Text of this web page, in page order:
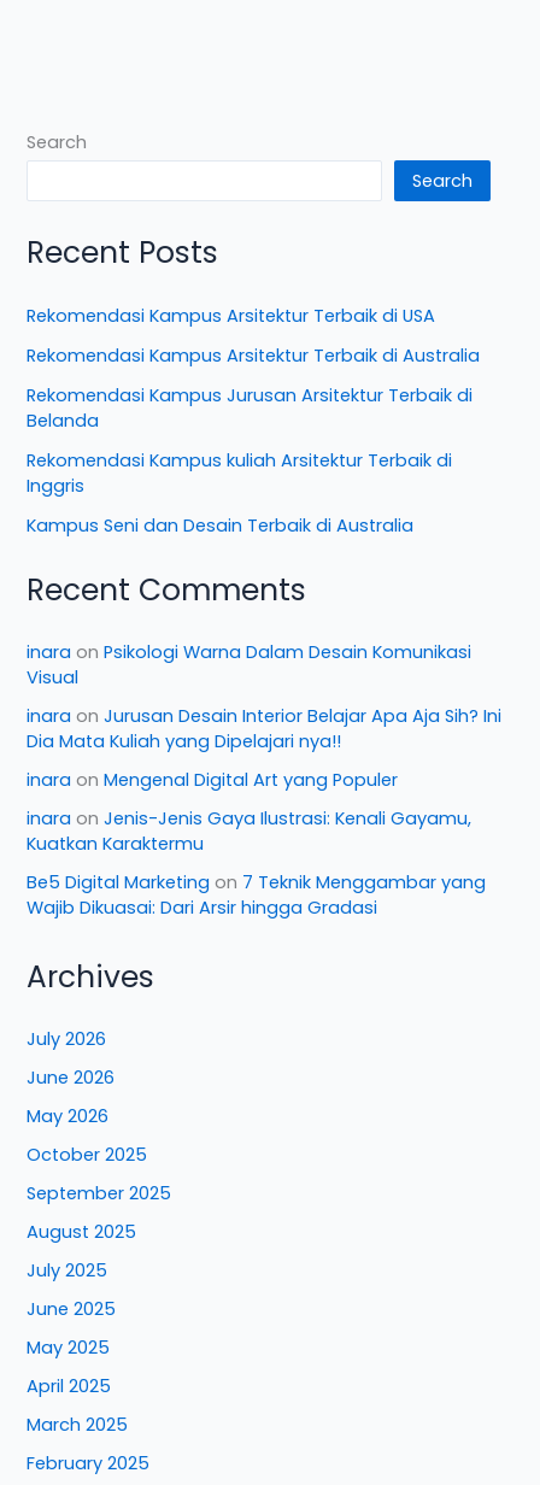
Search
Search
Recent Posts
Rekomendasi Kampus Arsitektur Terbaik di USA
Rekomendasi Kampus Arsitektur Terbaik di Australia
Rekomendasi Kampus Jurusan Arsitektur Terbaik di
Belanda
Rekomendasi Kampus kuliah Arsitektur Terbaik di
Inggris
Kampus Seni dan Desain Terbaik di Australia
Recent Comments
inara onPsikologi Warna Dalam Desain Komunikasi
Visual
inara onJurusan Desain Interior Belajar Apa Aja Sih? Ini
Dia Mata Kuliah yang Dipelajari nya!!
inara onMengenal Digital Art yang Populer
inara onJenis-Jenis Gaya Ilustrasi: Kenali Gayamu,
Kuatkan Karaktermu
Be5 Digital Marketing on 7 Teknik Menggambar yang
Wajib Dikuasai: Dari Arsir hingga Gradasi
Archives
July 2026
June 2026
May 2026
October 2025
September 2025
August 2025
July 2025
June 2025
May 2025
April 2025
March 2025
February 2025